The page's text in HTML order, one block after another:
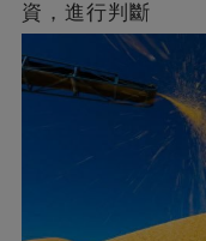
資，進行判斷